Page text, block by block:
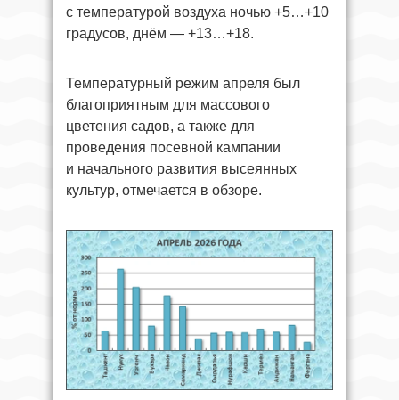
с температурой воздуха ночью +5…+10
градусов, днём — +13…+18.
Температурный режим апреля был
благоприятным для массового
цветения садов, а также для
проведения посевной кампании
и начального развития высеянных
культур, отмечается в обзоре.